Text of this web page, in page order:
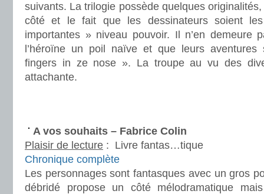
suivants. La trilogie possède quelques
côté et le fait que les dessinateurs soient
importantes » niveau pouvoir. Il n’en demeure
l’héroïne un poil naïve et que leurs
fingers in ze nose ». La troupe au vu des
attachante.
A vos souhaits – Fabrice Colin
Plaisir de lecture : Livre fantas…tique
Chronique complète
Les personnages sont fantasques avec un gros
débridé propose un côté mélodramatique